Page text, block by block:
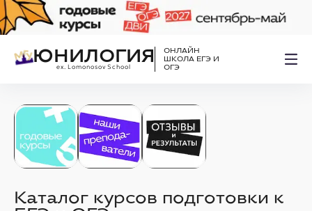
ЮНИЛОГИЯ
ex. Lomonosov School
ОНЛАЙН
ШКОЛА ЕГЭ И
ОГЭ
Каталог курсов подготовки к